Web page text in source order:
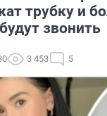
трубку и
звонить
3 453 5